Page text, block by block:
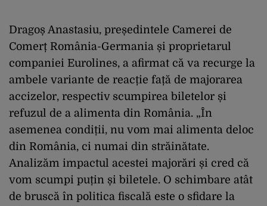
Dragoș Anastasiu, președintele Camerei de
Comerț România-Germania și proprietarul
companiei Eurolines, a afirmat că va recurge la
ambele variante de reacție față de majorarea
accizelor, respectiv scumpirea biletelor și
refuzul de a alimenta din România. „În
asemenea condiții, nu vom mai alimenta deloc
din România, ci numai din străinătate.
Analizăm impactul acestei majorări și cred că
vom scumpi puțin și biletele. O schimbare atât
de bruscă în politica fiscală este o sfidare la